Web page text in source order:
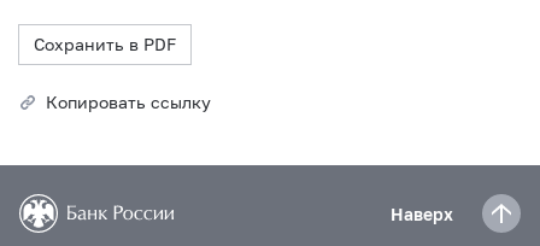
Сохранить в PDF
Копировать ссылку
Наверх